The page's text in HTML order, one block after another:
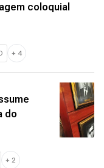
coloquial
+ 4
do
+ 2